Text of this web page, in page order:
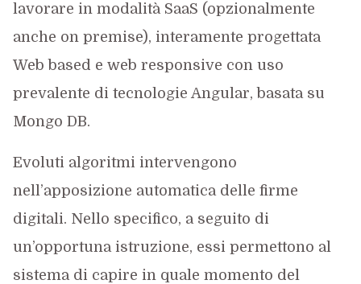
lavorare in modalità SaaS (opzionalmente
anche on premise), interamente progettata
Web based e web responsive con uso
prevalente di tecnologie Angular, basata su
Mongo DB.
Evoluti algoritmi intervengono
nell’apposizione automatica delle firme
digitali. Nello specifico, a seguito di
un’opportuna istruzione, essi permettono al
sistema di capire in quale momento del